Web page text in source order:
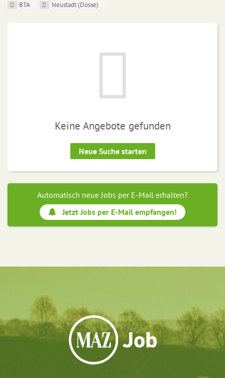
BTA Neustadt (Dosse)
Keine Angebote gefunden
Neue Suche starten
Automatisch neue Jobs per E-Mail erhalten?
Jetzt Jobs per E-Mail empfangen!